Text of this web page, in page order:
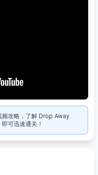
频攻略，了解 Drop Away
可迅速通关！